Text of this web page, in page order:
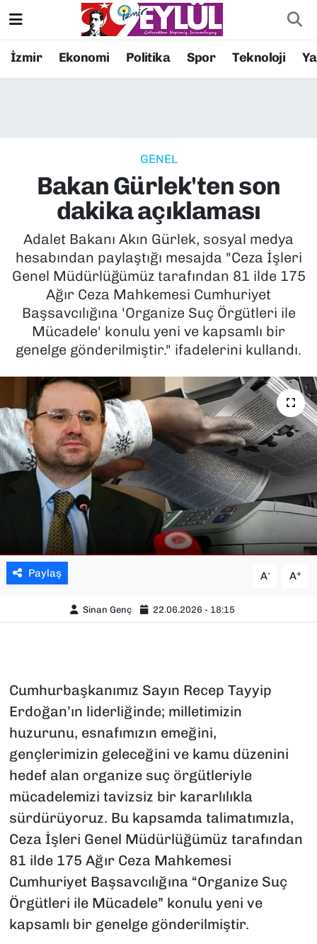
İzmir Ekonomi Politika Spor Teknoloji
GENEL
Bakan Gürlek'ten son
dakika açıklaması
Adalet Bakanı Akın Gürlek, sosyal medya
hesabından paylaştığı mesajda "Ceza İşleri
Genel Müdürlüğümüz tarafından 81 ilde 175
Ağır Ceza Mahkemesi Cumhuriyet
Başsavcılığına 'Organize Suç Örgütleri ile
Mücadele' konulu yeni ve kapsamlı bir
genelge gönderilmiştir." ifadelerini kullandı.
Paylaş A- A+
Sinan Genç 22.06.2026 - 18:15
Cumhurbaşkanımız Sayın Recep Tayyip
Erdoğan’ın liderliğinde; milletimizin
huzurunu, esnafımızın emeğini,
gençlerimizin geleceğini ve kamu düzenini
hedef alan organize suç örgütleriyle
mücadelemizi tavizsiz bir kararlılıkla
sürdürüyoruz. Bu kapsamda talimatımızla,
Ceza İşleri Genel Müdürlüğümüz tarafından
81 ilde 175 Ağır Ceza Mahkemesi
Cumhuriyet Başsavcılığına “Organize Suç
Örgütleri ile Mücadele” konulu yeni ve
kapsamlı bir genelge gönderilmiştir.
Resmi İlanlar
EKONOMİ
KÜLTÜR SANAT
MAGAZİN
POLİTİKA
SAĞLIK
SPOR
TEKNOLOJİ
YAŞAM
YEREL YÖNETİMLER
Konak Nöbetçi Eczaneler
Süper Lig Puan Durumu ve Fikstür
Tüm Manşetler
Son Dakika Haberleri
Haber Arşivi